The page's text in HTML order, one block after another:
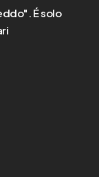
É solo